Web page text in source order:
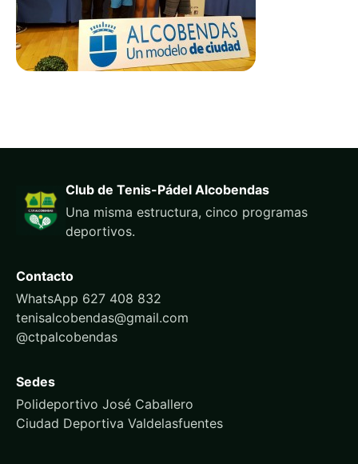
Club de Tenis-Pádel Alcobendas
Una misma estructura, cinco programas
deportivos.
Contacto
WhatsApp 627 408 832
tenisalcobendas@gmail.com
@ctpalcobendas
Sedes
Polideportivo José Caballero
Ciudad Deportiva Valdelasfuentes